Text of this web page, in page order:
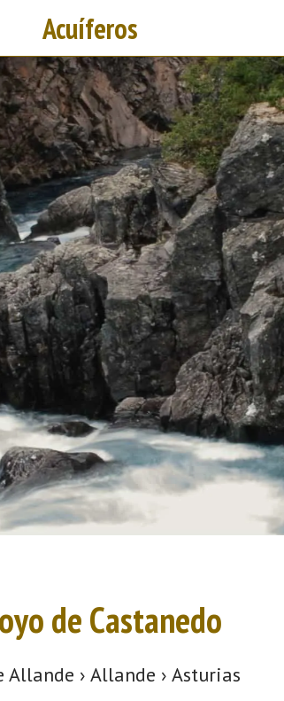
Acuíferos
de Castanedo
Allande › Allande › Asturias